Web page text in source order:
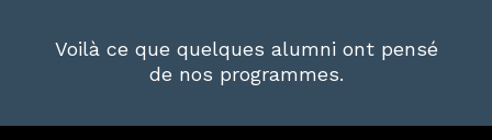
Voilà ce que quelques alumni ont pensé
de nos programmes.